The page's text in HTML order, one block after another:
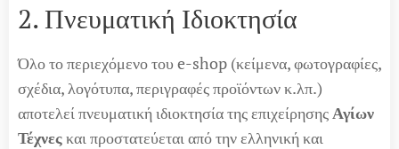
2. Πνευματική Ιδιοκτησία
Όλο το περιεχόμενο του e-shop (κείμενα, φωτογραφίες,
σχέδια, λογότυπα, περιγραφές προϊόντων κ.λπ.)
αποτελεί πνευματική ιδιοκτησία της επιχείρησηςΑγίων
Τέχνεςκαι προστατεύεται από την ελληνική και